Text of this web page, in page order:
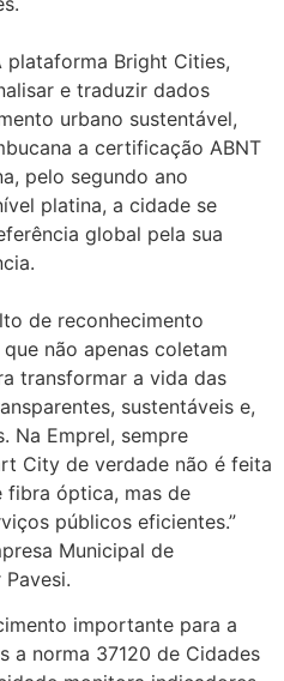
Bright Cities,
e traduzir dados
urbano sustentável,
a certificação ABNT
pelo segundo ano
platina, a cidade se
global pela sua
de reconhecimento
não apenas coletam
transformar a vida das
sustentáveis e,
Na Emprel, sempre
City de verdade não é feita
fibra óptica, mas de
públicos eficientes.”
Municipal de
importante para a
a norma 37120 de Cidades